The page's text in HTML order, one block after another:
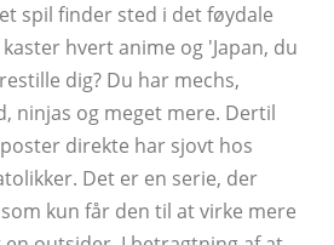
spil finder sted i det føydale
hvert anime og 'Japan, du
dig? Du har mechs,
ninjas og meget mere. Dertil
direkte har sjovt hos
Det er en serie, der
kun får den til at virke mere